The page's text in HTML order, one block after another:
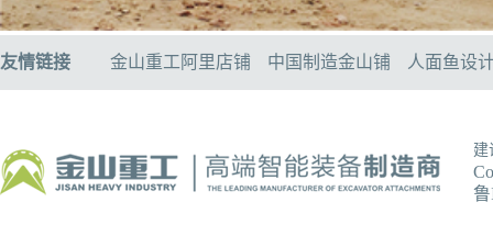
友情链接 金山重工阿里店铺 中国制造金山铺 人面鱼设
建
鲁